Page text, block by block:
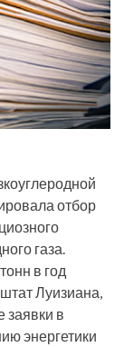
отбор
газа.
в год
Луизиана,
заявки в
энергетики